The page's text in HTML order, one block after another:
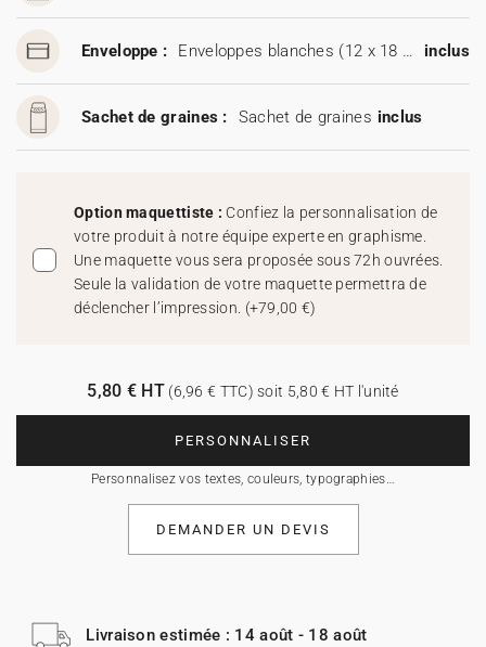
Stickers
Enveloppe : Enveloppes blanches (12 x 18 cm) inclus
Sachet de graines : Sachet de graines inclus
Option maquettiste : Confiez la personnalisation de
votre produit à notre équipe experte en graphisme.
Une maquette vous sera proposée sous 72h ouvrées.
Seule la validation de votre maquette permettra de
déclencher l’impression. (+79,00 €)
PERSONNALISER
Personnalisez vos textes, couleurs, typographies…
5,80 € HT(6,96 € TTC) soit 5,80 € HT l'unité
DEMANDER UN DEVIS
Livraison estimée : 14 août - 18 août